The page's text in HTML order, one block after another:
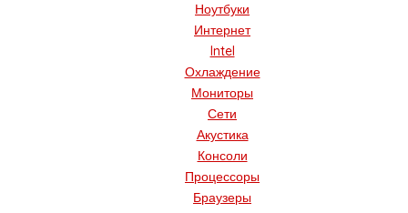
Ноутбуки
Интернет
Intel
Охлаждение
Мониторы
Сети
Акустика
Консоли
Процессоры
Браузеры